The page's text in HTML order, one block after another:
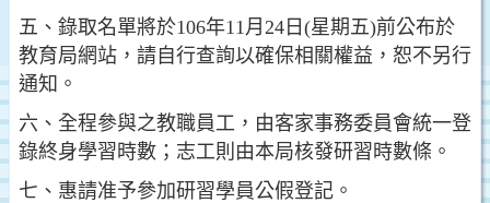
五、錄取名單將於106年11月24日(星期五)前公布於
教育局網站，請自行查詢以確保相關權益，恕不另行
通知。
六、全程參與之教職員工，由客家事務委員會統一登
錄終身學習時數；志工則由本局核發研習時數條。
七、惠請准予參加研習學員公假登記。